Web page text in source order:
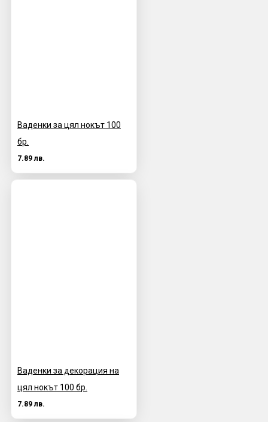
Ваденки за цял нокът 100
бр.
7.89 лв.
Ваденки за декорация на
цял нокът 100 бр.
7.89 лв.